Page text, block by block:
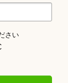
さい